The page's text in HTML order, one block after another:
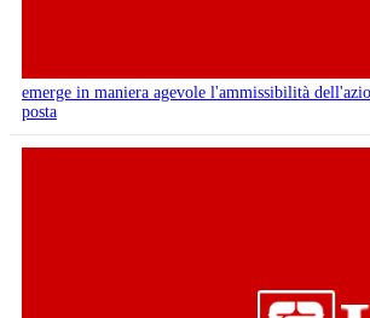
emerge in maniera agevole l'ammissibilità
posta